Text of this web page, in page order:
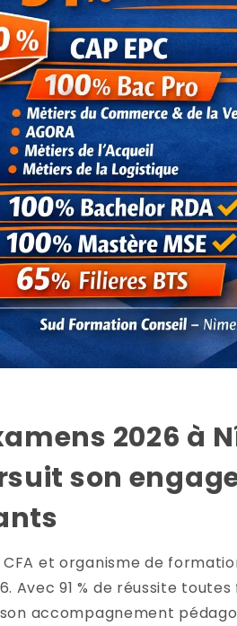
2026 à
son
CFA et organisme de
Avec 91 % de réussite
accompagnement